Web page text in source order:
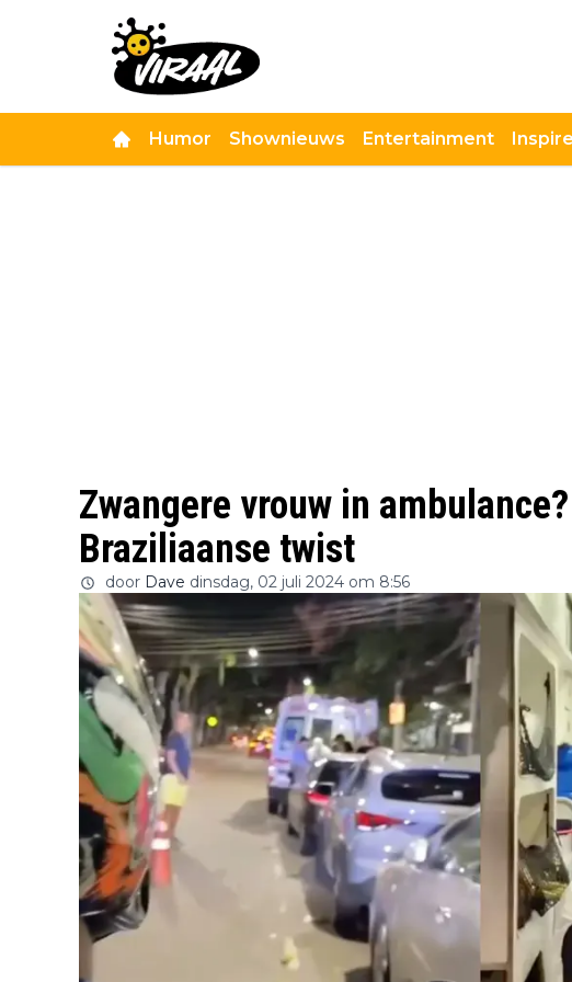
Humor Shownieuws Entertainment
Zwangere vrouw in
Braziliaanse twist
door Dave dinsdag, 02 juli 2024 om 8:56